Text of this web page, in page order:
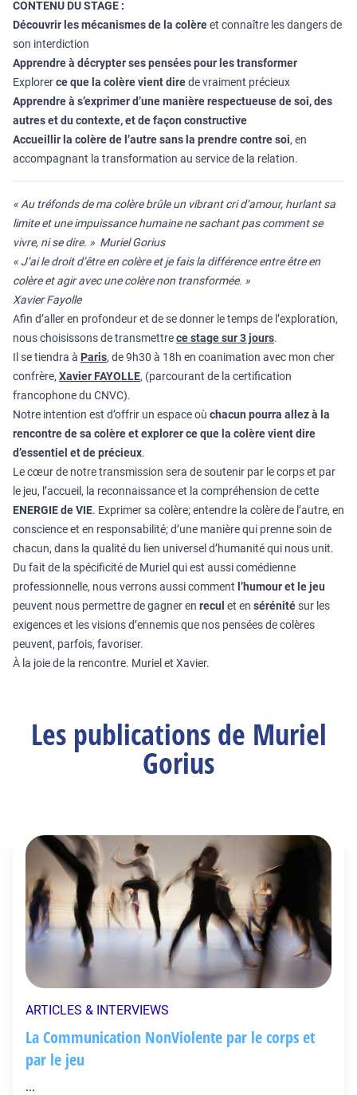
CONTENU DU STAGE :
Découvrir les mécanismes de la colèreet connaître les dangers de
son interdiction
Apprendre à décrypter ses pensées pour les transformer
Explorerce que la colère vient direde vraiment précieux
Apprendre à s’exprimer d’une manière respectueuse de soi, des
autres et du contexte, et de façon constructive
Accueillir la colère de l’autre sans la prendre contre soi, en
accompagnant la transformation au service de la relation.
« Au tréfonds de ma colère brûle un vibrant cri d’amour, hurlant sa
limite et une impuissance humaine ne sachant pas comment se
vivre, ni se dire. » Muriel Gorius
« J’ai le droit d’être en colère et je fais la différence entre être en
colère et agir avec une colère non transformée. »
Xavier Fayolle
Afin d’aller en profondeur et de se donner le temps de l’exploration,
nous choisissons de transmettrece stage sur3 jours.
Il se tiendra à Paris, de 9h30 à 18h en coanimation avec mon cher
confrère, Xavier FAYOLLE, (parcourant de la certification
francophone du CNVC).
Notre intention est d’offrir un espace où chacun pourra allez à la
rencontre de sa colère et explorer ce que la colère vient dire
d’essentiel et de précieux.
Le cœur de notre transmission sera de soutenir par le corps et par
le jeu, l’accueil, la reconnaissance et la compréhension de cette
ENERGIE de VIE. Exprimer sa colère; entendre la colère de l’autre, en
conscience et en responsabilité; d’une manière qui prenne soin de
chacun, dans la qualité du lien universel d’humanité qui nous unit.
Du fait de la spécificité de Muriel qui est aussi comédienne
professionnelle, nous verrons aussi comment l’humour et le jeu
peuvent nous permettre de gagner en recul et en sérénitésur les
exigences et les visions d’ennemis que nos pensées de colères
peuvent, parfois, favoriser.
À la joie de la rencontre. Muriel et Xavier.
Les publications de Muriel
Gorius
ARTICLES & INTERVIEWS
La Communication NonViolente par le corps et
par le jeu
...